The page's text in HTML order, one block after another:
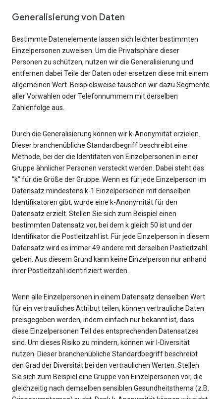
Generalisierung von Daten
Bestimmte Datenelemente lassen sich leichter bestimmten
Einzelpersonen zuweisen. Um die Privatsphäre dieser
Personen zu schützen, nutzen wir die Generalisierung und
entfernen dabei Teile der Daten oder ersetzen diese mit einem
allgemeinen Wert. Beispielsweise tauschen wir dazu Segmente
aller Vorwahlen oder Telefonnummern mit derselben
Zahlenfolge aus.
Durch die Generalisierung können wir k-Anonymität erzielen.
Dieser branchenübliche Standardbegriff beschreibt eine
Methode, bei der die Identitäten von Einzelpersonen in einer
Gruppe ähnlicher Personen versteckt werden. Dabei steht das
"k" für die Größe der Gruppe. Wenn es für jede Einzelperson im
Datensatz mindestens k-1 Einzelpersonen mit denselben
Identifikatoren gibt, wurde eine k-Anonymität für den
Datensatz erzielt. Stellen Sie sich zum Beispiel einen
bestimmten Datensatz vor, bei dem k gleich 50 ist und der
Identifikator die Postleitzahl ist. Für jede Einzelperson in diesem
Datensatz wird es immer 49 andere mit derselben Postleitzahl
geben. Aus diesem Grund kann keine Einzelperson nur anhand
ihrer Postleitzahl identifiziert werden.
Wenn alle Einzelpersonen in einem Datensatz denselben Wert
für ein vertrauliches Attribut teilen, können vertrauliche Daten
preisgegeben werden, indem einfach nur bekannt ist, dass
diese Einzelpersonen Teil des entsprechenden Datensatzes
sind. Um dieses Risiko zu mindern, können wir l-Diversität
nutzen. Dieser branchenübliche Standardbegriff beschreibt
den Grad der Diversität bei den vertraulichen Werten. Stellen
Sie sich zum Beispiel eine Gruppe von Einzelpersonen vor, die
gleichzeitig nach demselben sensiblen Gesundheitsthema (z.B.